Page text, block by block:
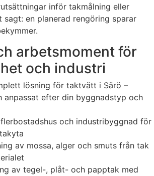
inför takmålning eller
sagt: en planerad rengöring sparar
arbetsmoment för
och industri
lösning för taktvätt i Särö –
anpassat efter din byggnadstyp och
och industribyggnad för
av mossa, alger och smuts från tak
av tegel-, plåt- och papptak med